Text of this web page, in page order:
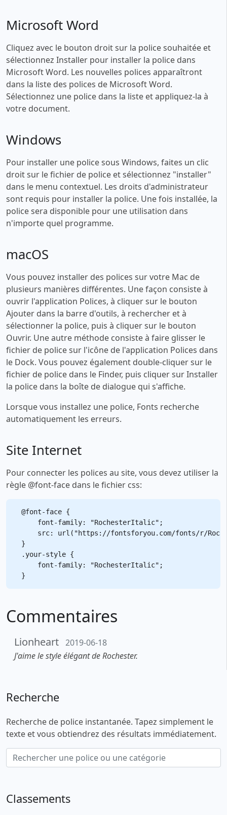
Microsoft Word
Cliquez avec le bouton droit sur la police souhaitée et
sélectionnez Installer pour installer la police dans
Microsoft Word. Les nouvelles polices apparaîtront
dans la liste des polices de Microsoft Word.
Sélectionnez une police dans la liste et appliquez-la à
votre document.
Windows
Pour installer une police sous Windows, faites un clic
droit sur le fichier de police et sélectionnez "installer"
dans le menu contextuel. Les droits d'administrateur
sont requis pour installer la police. Une fois installée, la
police sera disponible pour une utilisation dans
n'importe quel programme.
macOS
Vous pouvez installer des polices sur votre Mac de
plusieurs manières différentes. Une façon consiste à
ouvrir l'application Polices, à cliquer sur le bouton
Ajouter dans la barre d'outils, à rechercher et à
sélectionner la police, puis à cliquer sur le bouton
Ouvrir. Une autre méthode consiste à faire glisser le
fichier de police sur l'icône de l'application Polices dans
le Dock. Vous pouvez également double-cliquer sur le
fichier de police dans le Finder, puis cliquer sur Installer
la police dans la boîte de dialogue qui s'affiche.
Lorsque vous installez une police, Fonts recherche
automatiquement les erreurs.
Site Internet
Pour connecter les polices au site, vous devez utiliser la
règle @font-face dans le fichier css:
@font-face {
    font-family: "RochesterItalic";
src: url("https://fontsforyou.com/fonts/r/
}
.your-style {
    font-family: "RochesterItalic";
Commentaires
Lionheart 2019-06-18
J'aime le style élégant de Rochester.
Recherche
Recherche de police instantanée. Tapez simplement le
texte et vous obtiendrez des résultats immédiatement.
Classements